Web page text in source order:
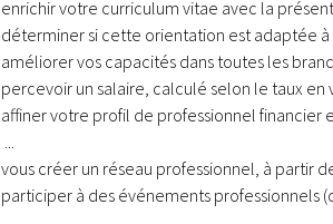
enrichir votre curriculum vitae avec la
déterminer si cette orientation est adaptée
améliorer vos capacités dans toutes les
percevoir un salaire, calculé selon le taux en
affiner votre profil de professionnel financier
...
vous créer un réseau professionnel, à partir
participer à des événements professionnels